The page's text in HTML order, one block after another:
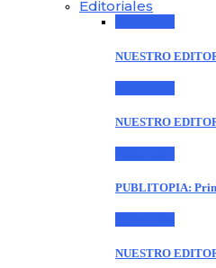
Editoriales
NUESTRO
NUESTRO
PUBLITOPIA:
NUESTRO